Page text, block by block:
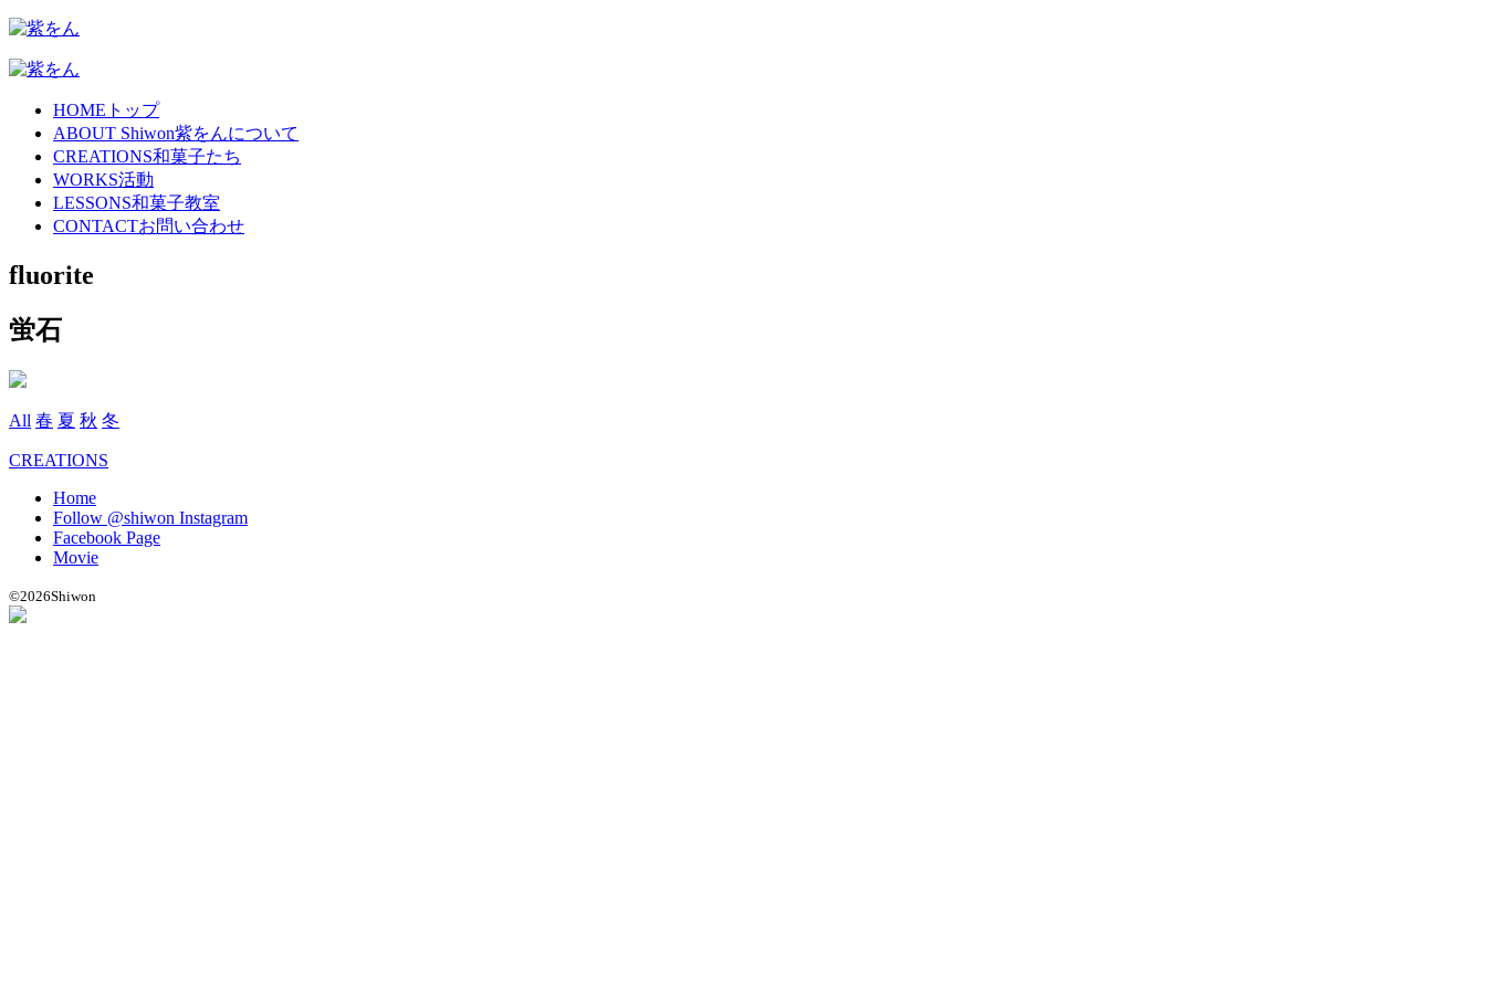
HOME トップ
ABOUT Shiwon紫をんについて
CREATIONS和菓子たち
WORKS活動
LESSONS和菓子教室
CONTACTお問い合わせ
fluorite
蛍石
All 春 夏 秋 冬
CREATIONS
Home
Follow @shiwon Instagram
Facebook Page
Movie
©2026Shiwon